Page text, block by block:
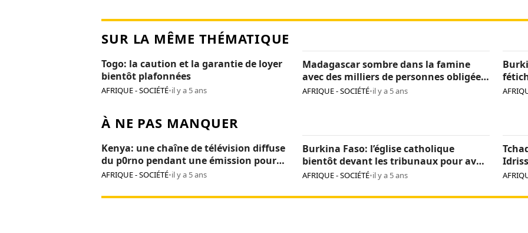
SUR LA MÊME THÉMATIQUE
Togo: la caution et la garantie de loyer
bientôt plafonnées
AFRIQUE - SOCIÉTÉ•il y a 5 ans
Madagascar sombre dans la famine
avec des milliers de personnes obligées
de manger des criquets
AFRIQUE - SOCIÉTÉ•il y a 5 ans
À NE PAS MANQUER
Kenya: une chaîne de télévision diffuse
du p0rno pendant une émission pour
enfants
AFRIQUE - SOCIÉTÉ•il y a 5 ans
Burkina Faso: l’église catholique
bientôt devant les tribunaux pour avoir
incinéré des fétiches
AFRIQUE - SOCIÉTÉ•il y a 5 ans